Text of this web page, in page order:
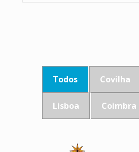
Todos Covilha
Lisboa Coimbra